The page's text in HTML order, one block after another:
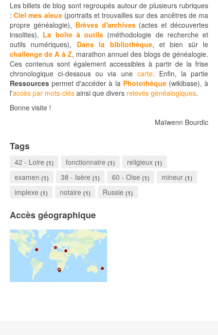
Les billets de blog sont regroupés autour de plusieurs rubriques
:Ciel mes aïeux (portraits et trouvailles sur des ancêtres de ma
propre généalogie), Brèves d'archives (actes et découvertes
insolites), La boîte à outils (méthodologie de recherche et
outils numériques), Dans la bibliothèque, et bien sûr le
challenge de A à Z, marathon annuel des blogs de généalogie.
Ces contenus sont également accessibles à partir de la frise
chronologique ci-dessous ou via une carte. Enfin, la partie
Ressources permet d'accéder à la Photothèque (wikibase), à
l'accès par mots-clés ainsi que divers relevés généalogiques.
Bonne visite !
Maïwenn Bourdic
Tags
42 - Loire (1) fonctionnaire (1) religieux (1)
examen (1) 38 - Isère (1) 60 - Oise (1) mineur (1)
implexe (1) notaire (1) Russie (1)
Accès géographique